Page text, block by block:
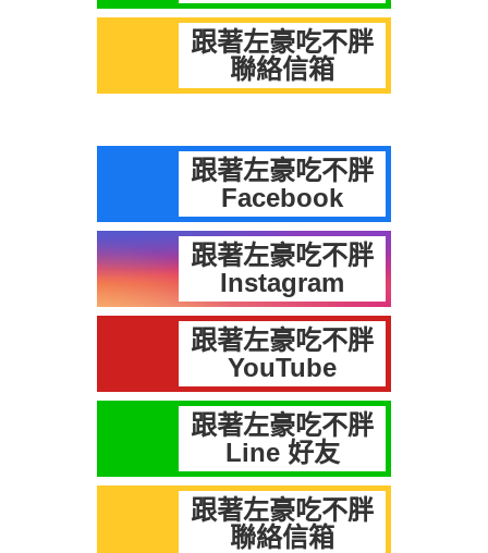
跟著左豪吃不胖
聯絡信箱
跟著左豪吃不胖
Facebook
跟著左豪吃不胖
Instagram
跟著左豪吃不胖
YouTube
跟著左豪吃不胖
Line 好友
跟著左豪吃不胖
聯絡信箱